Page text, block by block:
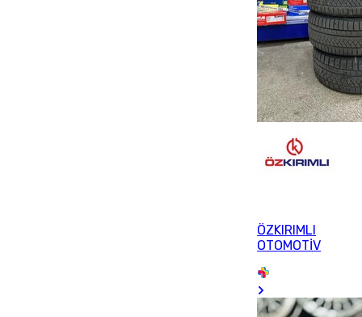
ÖZKIRIMLI
OTOMOTİV